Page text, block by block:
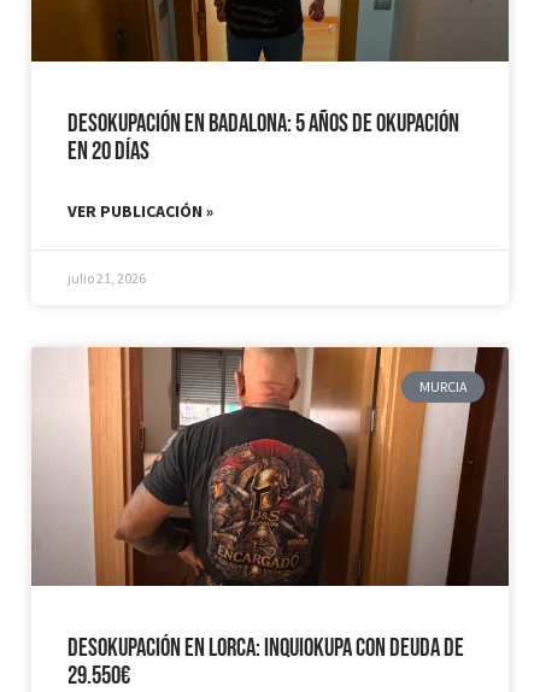
Desokupación en Badalona: 5 años de Okupación
en 20 días
VER PUBLICACIÓN »
julio 21, 2026
MURCIA
Desokupación en Lorca: Inquiokupa con Deuda de
29.550€